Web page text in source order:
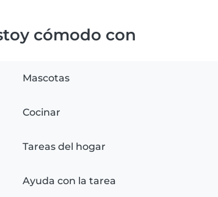
cómodo con
Mascotas
Cocinar
Tareas del hogar
Ayuda con la tarea